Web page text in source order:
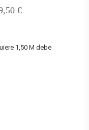
€
1,50 M debe